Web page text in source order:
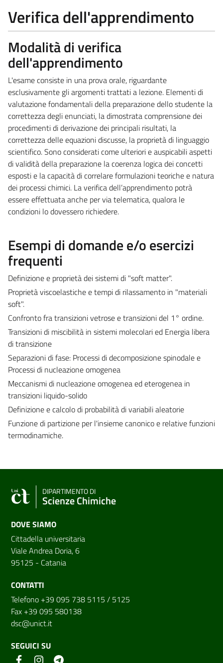
Verifica dell'apprendimento
Modalità di verifica
dell'apprendimento
L'esame consiste in una prova orale, riguardante
esclusivamente gli argomenti trattati a lezione. Elementi di
valutazione fondamentali della preparazione dello studente la
correttezza degli enunciati, la dimostrata comprensione dei
procedimenti di derivazione dei principali risultati, la
correttezza delle equazioni discusse, la proprietà di linguaggio
scientifico. Sono considerati come ulteriori e auspicabili aspetti
di validità della preparazione la coerenza logica dei concetti
esposti e la capacità di correlare formulazioni teoriche e natura
dei processi chimici. La verifica dell’apprendimento potrà
essere effettuata anche per via telematica, qualora le
condizioni lo dovessero richiedere.
Esempi di domande e/o esercizi
frequenti
Definizione e proprietà dei sistemi di "soft matter".
Proprietà viscoelastiche e tempi di rilassamento in "materiali
soft".
Confronto fra transizioni vetrose e transizioni del 1° ordine.
Transizioni di miscibilità in sistemi molecolari ed Energia libera
di transizione
Separazioni di fase: Processi di decomposizione spinodale e
Processi di nucleazione omogenea
Meccanismi di nucleazione omogenea ed eterogenea in
transizioni liquido-solido
Definizione e calcolo di probabilità di variabili aleatorie
Funzione di partizione per l'insieme canonico e relative funzioni
termodinamiche.
DIPARTIMENTO DI
Scienze Chimiche
DOVE SIAMO
Cittadella universitaria
Viale Andrea Doria, 6
95125 - Catania
CONTATTI
Telefono +39 095 738 5115 / 5125
Fax +39 095 580138
dsc@unict.it
SEGUICI SU